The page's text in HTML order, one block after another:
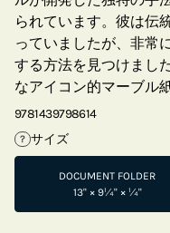
られています。彼は伝
っていましたが、非常
する方法を見つけまし
なアイコン的マーブル
9781439798614
? サイズ
DOCUMENT FOLDER
13" × 9¼" × ¼"